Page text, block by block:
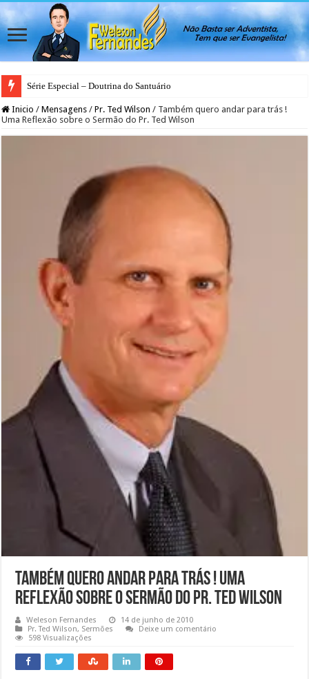
Série Especial – Doutrina do Santuário
Inicio / Mensagens / Pr. Ted Wilson / Também quero andar para trás !
Uma Reflexão sobre o Sermão do Pr. Ted Wilson
Também quero andar para trás ! Uma
Reflexão sobre o Sermão do Pr. Ted Wilson
Weleson Fernandes
14 de junho de 2010
Pr. Ted Wilson, Sermões
Deixe um comentário
598 Visualizações